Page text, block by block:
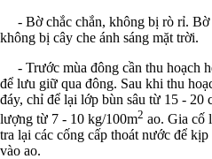
- Bờ chắc chắn, không bị rò rỉ. Bờ
không bị cây che ánh sáng mặt trời.
- Trước mùa đông cần thu hoạch
để lưu giữ qua đông. Sau khi thu
đáy, chỉ để lại lớp bùn sâu từ 15 -
lượng từ 7 - 10 kg/100m2 ao. Gia cố
tra lại các cống cấp thoát nước để
vào ao.